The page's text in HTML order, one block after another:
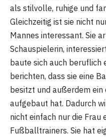
als stilvolle, ruhige und
Gleichzeitig ist sie nicht
Mannes interessant. Sie
Schauspielerin,
baute sich auch beruflich
berichten, dass sie eine
besitzt und außerdem
aufgebaut hat. Dadurch
nicht einfach nur die Frau
Fußballtrainers. Sie hat